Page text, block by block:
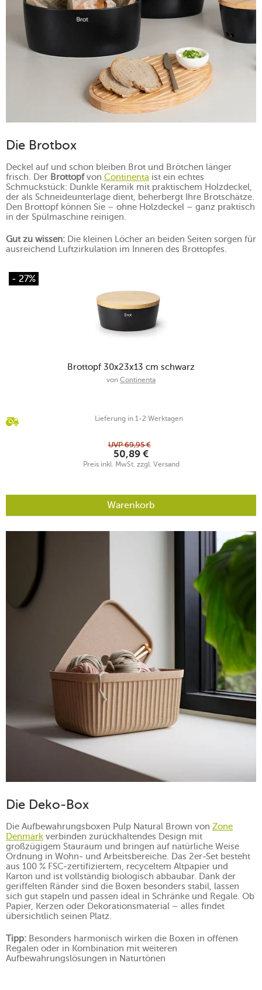
Die Brotbox
Deckel auf und schon bleiben Brot und Brötchen länger
frisch. Der Brottopfvon Continenta ist ein echtes
Schmuckstück: Dunkle Keramik mit praktischem Holzdeckel,
der als Schneideunterlage dient, beherbergt Ihre Brotschätze.
Den Brottopf können Sie – ohne Holzdeckel – ganz praktisch
in der Spülmaschine reinigen.
Gut zu wissen: Die kleinen Löcher an beiden Seiten sorgen für
ausreichend Luftzirkulation im Inneren des Brottopfes.
- 27%
Brottopf 30x23x13 cm schwarz
von Continenta
Lieferung in 1-2 Werktagen
UVP69,95 €
50,89 €
Preis inkl. MwSt. zzgl. Versand
Warenkorb
Die Deko-Box
Die Aufbewahrungsboxen Pulp Natural Brown von Zone
Denmark verbinden zurückhaltendes Design mit
großzügigem Stauraum und bringen auf natürliche Weise
Ordnung in Wohn- und Arbeitsbereiche. Das 2er-Set besteht
aus 100 % FSC-zertifiziertem, recyceltem Altpapier und
Karton und ist vollständig biologisch abbaubar. Dank der
geriffelten Ränder sind die Boxen besonders stabil, lassen
sich gut stapeln und passen ideal in Schränke und Regale. Ob
Papier, Kerzen oder Dekorationsmaterial – alles findet
übersichtlich seinen Platz.
Tipp: Besonders harmonisch wirken die Boxen in offenen
Regalen oder in Kombination mit weiteren
Aufbewahrungslösungen in Naturtönen